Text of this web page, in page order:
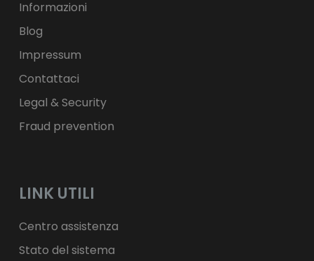
zł PLN
Informazioni
Blog
Impressum
Contattaci
Legal & Security
Fraud prevention
LINK UTILI
Centro assistenza
Stato del sistema